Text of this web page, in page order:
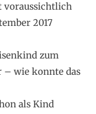
voraussichtlich
2017
zum
wie konnte das
als Kind